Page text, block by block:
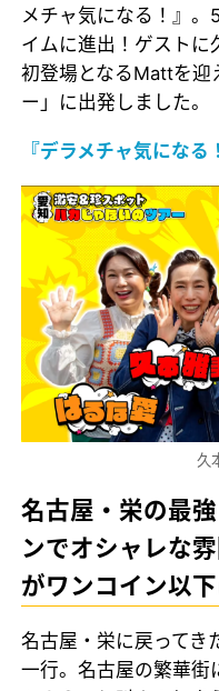
メチャ気になる！』。
イムに進出！ゲストに
初登場となるMattを迎
ー」に出発しました。
『デラメチャ気にな
久
名古屋・栄の最
ンでオシャレな
がワンコイン以
名古屋・栄に戻ってき
一行。名古屋の繁華街